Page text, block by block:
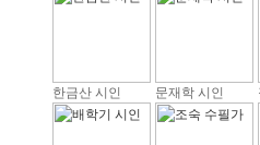
한금산 시인 문재학 시인